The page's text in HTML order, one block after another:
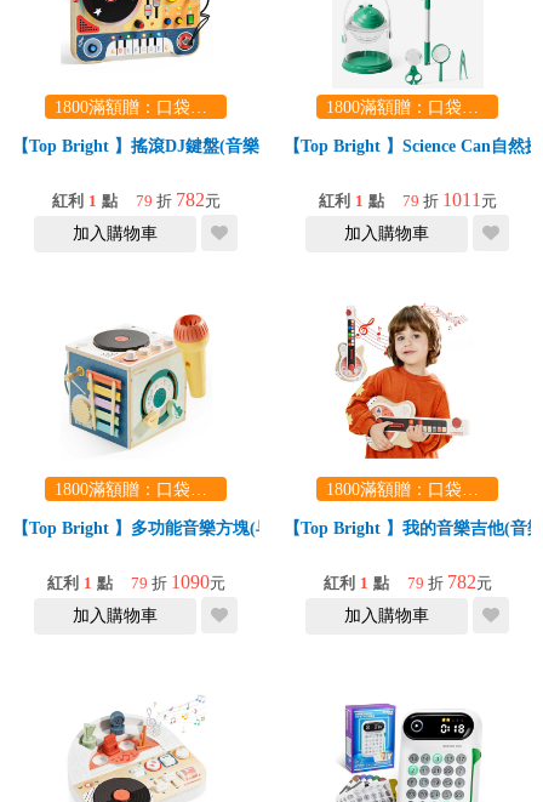
1800滿額贈：口袋玩具一份（隨機出貨） (summer read)
【Top Bright 】搖滾DJ鍵盤(音樂啟蒙/手眼協調/感統/禮物)
紅利 1 點 79 折 782元
加入購物車
1800滿額贈：口袋玩具一份（隨機出貨） (summer read)
【Top Bright 】Science Can自
紅利 1 點 79 折 1011 元
加入購物車
1800滿額贈：口袋玩具一份（隨機出貨） (summer read)
【Top Bright 】多功能音樂方塊(早教啟蒙/手眼協調/安全材質)
紅利 1 點 79 折 1090元
加入購物車
1800滿額贈：口袋玩具一份（隨機出貨） (summer read)
【Top Bright 】我的音樂吉他(音
紅利 1 點 79 折 782元
加入購物車